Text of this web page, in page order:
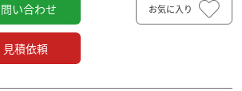
い合わせ
積依頼
お気に入り